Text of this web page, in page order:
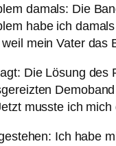
damals: Die
habe ich
mein Vater das
Die Lösung des
musste ich
Ich habe